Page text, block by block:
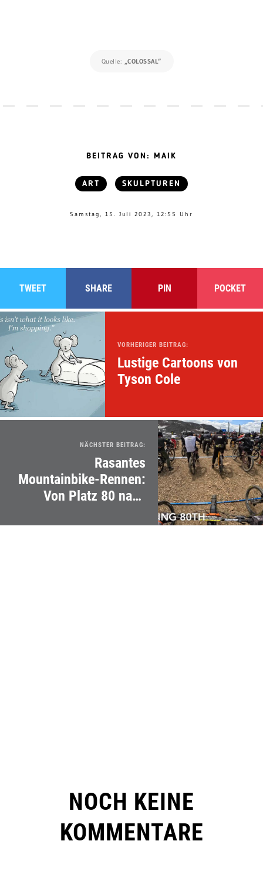
Quelle: „COLOSSAL“
BEITRAG VON: MAIK
ART SKULPTUREN
Samstag, 15. Juli 2023, 12:55 Uhr
TWEET SHARE PIN POCKET
VORHERIGER BEITRAG:
Lustige Cartoons von
Tyson Cole
NÄCHSTER BEITRAG:
Rasantes
Mountainbike-Rennen:
Von Platz 80 nach
NOCH KEINE
KOMMENTARE